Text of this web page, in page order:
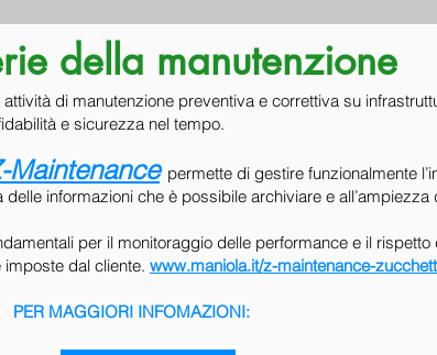
manutenzione
di manutenzione preventiva e correttiva su
e sicurezza nel tempo.
Maintenance permette di gestire funzionalmente
informazioni che è possibile archiviare e
per il monitoraggio delle performance e il rispetto
dal cliente. www.maniola.it/z-maintenance-